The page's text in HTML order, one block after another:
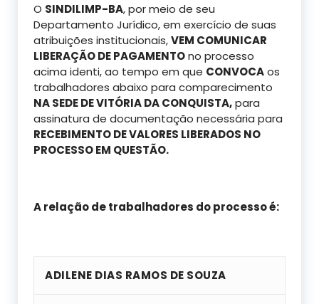
O SINDILIMP-BA, por meio de seu
Departamento Jurídico, em exercício de suas
atribuições institucionais,VEM COMUNICAR
LIBERAÇÃO DE PAGAMENTOno processo
acima identi, ao tempo em que CONVOCAos
trabalhadores abaixo para comparecimento
NA SEDE DE VITÓRIA DA CONQUISTA,para
assinatura de documentação necessária para
RECEBIMENTO DE VALORES LIBERADOS NO
PROCESSO EM QUESTÃO.
A relação de trabalhadores do processo é:
ADILENE DIAS RAMOS DE SOUZA